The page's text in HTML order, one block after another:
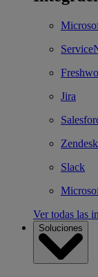
Jira
Zendesk
Slack
Ver todas las
Soluciones